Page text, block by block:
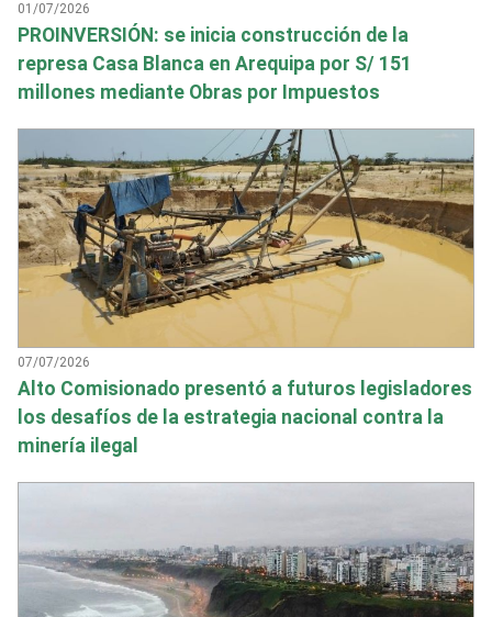
01/07/2026
PROINVERSIÓN: se inicia construcción de la
represa Casa Blanca en Arequipa por S/ 151
millones mediante Obras por Impuestos
07/07/2026
Alto Comisionado presentó a futuros legisladores
los desafíos de la estrategia nacional contra la
minería ilegal